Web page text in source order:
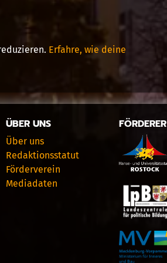
Erfahre, wie deine
ÜBER UNS
Über uns
Redaktionsstatut
Förderverein
Mediadaten
FÖRDERER